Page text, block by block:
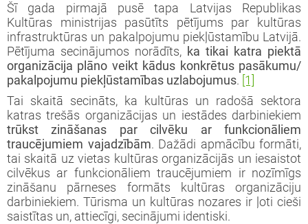
Šī gada pirmajā pusē tapa Latvijas Republikas
Kultūras ministrijas pasūtīts pētījums par kultūras
infrastruktūras un pakalpojumu piekļūstamību Latvijā.
Pētījuma secinājumos norādīts, ka tikai katra piektā
organizācija plāno veikt kādus konkrētus pasākumu/
pakalpojumu piekļūstamības uzlabojumus. [1]
Tai skaitā secināts, ka kultūras un radošā sektora
katras trešās organizācijas un iestādes darbiniekiem
trūkst zināšanas par cilvēku ar funkcionāliem
traucējumiem vajadzībām. Dažādi apmācību formāti,
tai skaitā uz vietas kultūras organizācijās un iesaistot
cilvēkus ar funkcionāliem traucējumiem ir nozīmīgs
zināšanu pārneses formāts kultūras organizāciju
darbiniekiem. Tūrisma un kultūras nozares ir ļoti cieši
saistītas un, attiecīgi, secinājumi identiski.